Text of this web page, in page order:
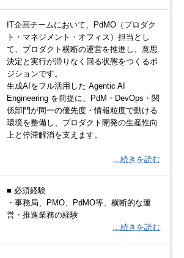
IT企画チームにおいて、PdMO（プロダク
ト・マネジメント・オフィス）担当とし
て、プロダクト横断の運営を推進し、意思
決定と実行が滞りなく回る状態をつくるポ
ジションです。
生成AIをフル活用した Agentic AI
Engineering を前提に、PdM・DevOps・関
係部門が同一の優先度・情報粒度で動ける
環境を整備し、プロダクト開発の生産性向
上と停滞解消を支えます。
…続きを読む
■ 必須経験
・事務局、PMO、PdMO等、横断的な運
営・推進業務の経験
…続きを読む